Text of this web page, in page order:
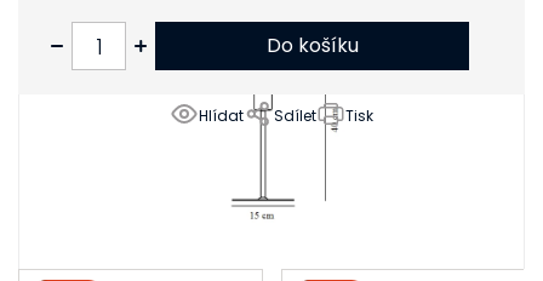
Tisk
Hlídat Sdílet
Do košíku
Související produkty